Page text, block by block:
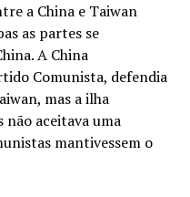
a China e Taiwan
as partes se
A China
Comunista, defendia
mas a ilha
não aceitava uma
mantivessem o